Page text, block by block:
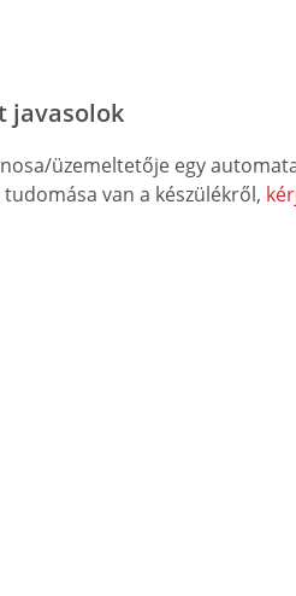
javasolok
üzemeltetője egy
van a készülékről,